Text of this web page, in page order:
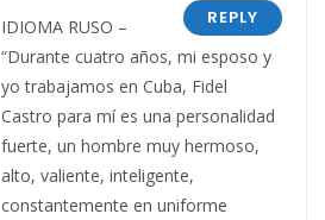
REPLY
IDIOMA RUSO –
“Durante cuatro años, mi esposo y
yo trabajamos en Cuba, Fidel
Castro para mí es una personalidad
fuerte, un hombre muy hermoso,
alto, valiente, inteligente,
constantemente en uniforme